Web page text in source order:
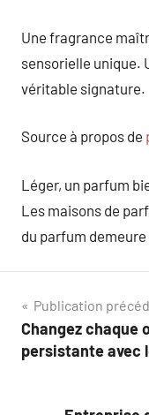
Une fragrance
sensorielle unique.
véritable signature.
Source à propos de
Léger, un parfum
Les maisons de
du parfum
Navigation
de
Publication
Changez chaque
persistante avec